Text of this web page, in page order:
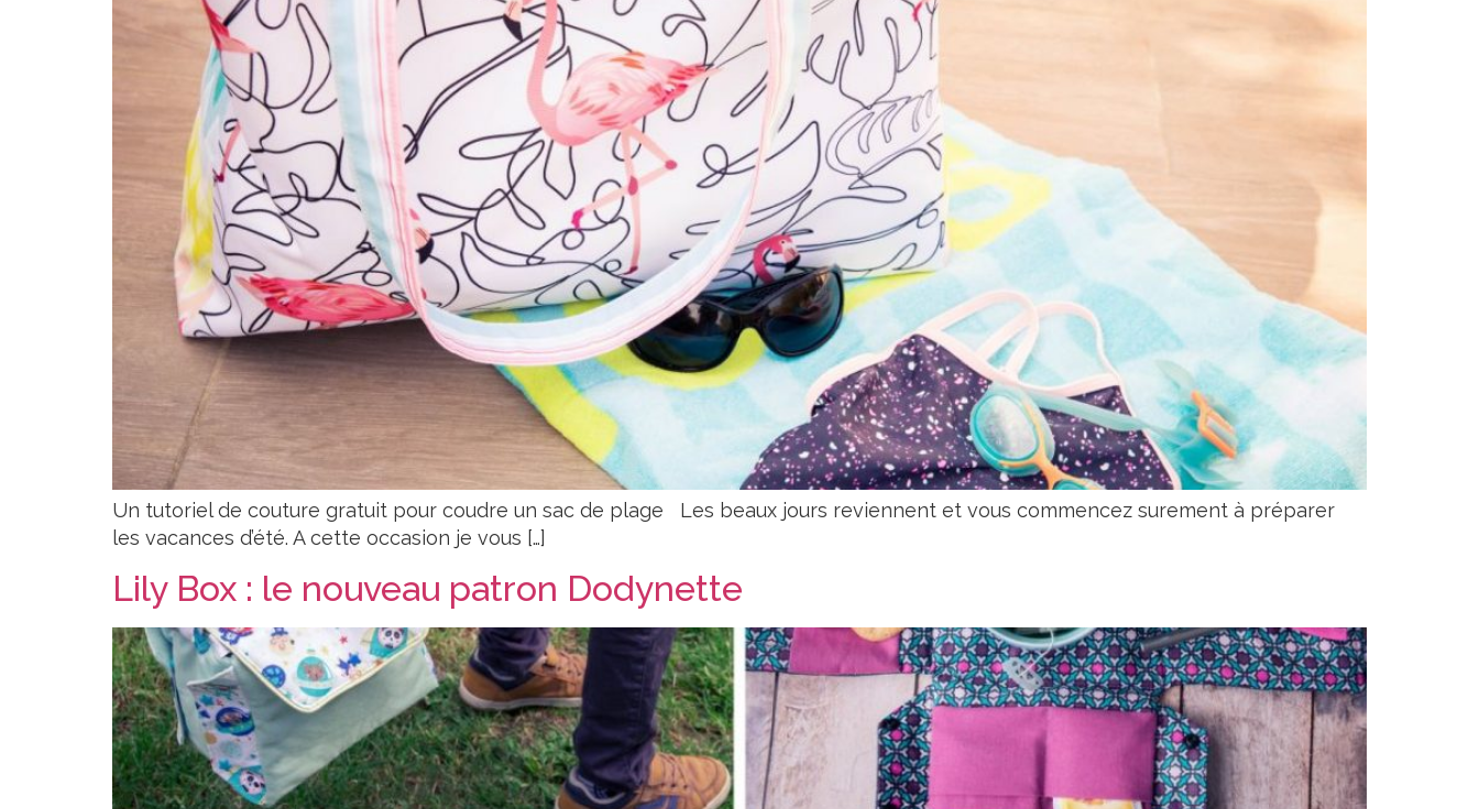
Un tutoriel de couture gratuit pour coudre un sac de plage Les beaux jours reviennent et vous commencez surement à préparer
les vacances d’été. A cette occasion je vous […]
Lily Box : le nouveau patron Dodynette